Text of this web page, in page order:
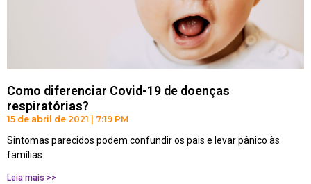
Como diferenciar Covid-19 de doenças
respiratórias?
15 de abril de 2021 7:19 PM
Sintomas parecidos podem confundir os pais e levar pânico às
famílias
Leia mais >>